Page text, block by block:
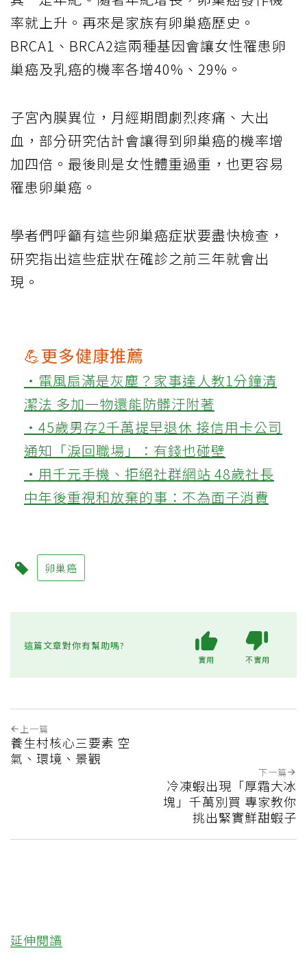
率就上升。再來是家族有卵巢癌歷史。
BRCA1、BRCA2這兩種基因會讓女性罹患卵
巢癌及乳癌的機率各增40%、29%。
子宮內膜異位，月經期間劇烈疼痛、大出
血，部分研究估計會讓得到卵巢癌的機率增
加四倍。最後則是女性體重過重，也更容易
罹患卵巢癌。
學者們呼籲有這些卵巢癌症狀要盡快檢查，
研究指出這些症狀在確診之前三年就會出
現。
💪更多健康推薦
‧電風扇滿是灰塵？家事達人教1分鐘清
潔法 多加一物還能防髒汙附著
‧45歲男存2千萬提早退休 接信用卡公司
通知「淚回職場」：有錢也碰壁
‧用千元手機、拒絕社群網站 48歲社長
中年後重視和放棄的事：不為面子消費
卵巢癌
這篇文章對你有幫助嗎?
實用 不實用
上一篇
養生村核心三要素 空
氣、環境、景觀
下一篇
冷凍蝦出現「厚霜大冰
塊」千萬別買 專家教你
挑出緊實鮮甜蝦子
延伸閱讀